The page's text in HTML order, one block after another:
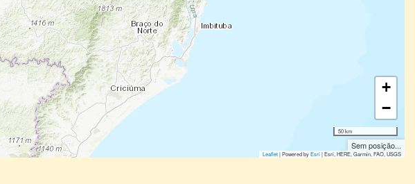
+
−
50 km
Sem posição...
Leaflet| Powered byEsri|Esri, HERE, Garmin, FAO, USGS